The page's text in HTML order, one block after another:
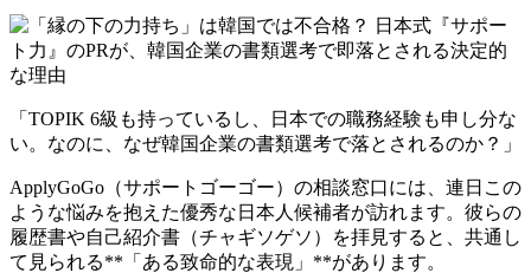
「TOPIK 6級も持っているし、日本での職務経験も申し分な
い。なのに、なぜ韓国企業の書類選考で落とされるのか？」
ApplyGoGo（サポートゴーゴー）の相談窓口には、連日この
ような悩みを抱えた優秀な日本人候補者が訪れます。彼らの
履歴書や自己紹介書（チャギソゲソ）を拝見すると、共通し
て見られる**「ある致命的な表現」**があります。